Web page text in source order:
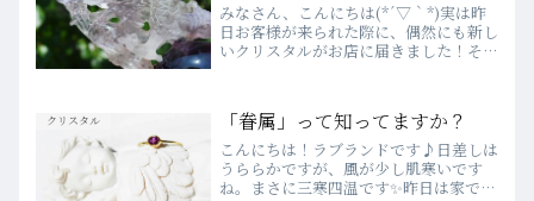
みなさん、こんにちは(*´▽｀*)実は昨
日お客様が来られた際に、偶然にも新し
いクリスタルがお店に届きました！それ
ジストを買いに来ていて、龍は大好きな
んです♡』とのことで...
クリスタル 「眷属」って知ってますか？
こんにちは！ラブランドです♪日差しは
うららかですが、風が少し肌寒いです
ね。まさに三寒四温です✨昨日は家でい